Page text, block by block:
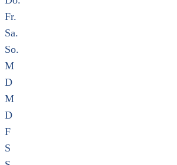
Fr.
Sa.
So.
M
D
M
D
F
S